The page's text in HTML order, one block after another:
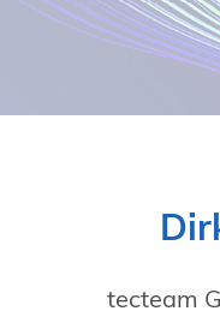
19. Juni 2026 in Wiesbaden
NORDIC TechKomm
tecteam